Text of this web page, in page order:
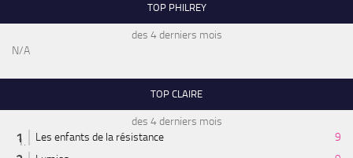
TOP PHILREY
des 4 derniers mois
N/A
TOP CLAIRE
des 4 derniers mois
Les enfants de la résistance
9